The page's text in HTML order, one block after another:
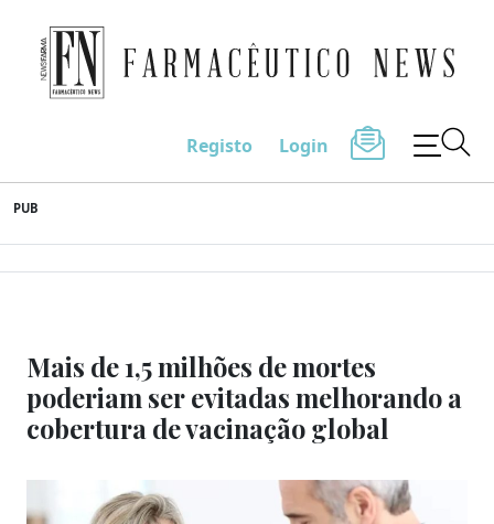
to
content
Farmacêutico News
Registo Login
PUB
Mais de 1,5 milhões de mortes
poderiam ser evitadas melhorando a
cobertura de vacinação global